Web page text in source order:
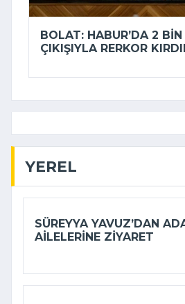
BOLAT: HABUR’DA 2
ÇIKIŞIYLA RERKOR
YEREL
SÜREYYA YAVUZ’DAN
AILELERINE ZIYARET